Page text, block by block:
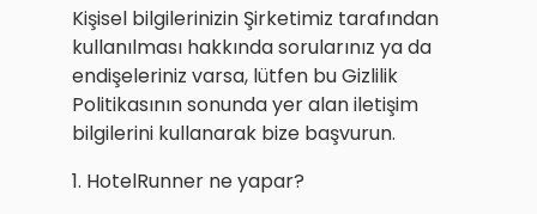
Kişisel bilgilerinizin Şirketimiz tarafından
kullanılması hakkında sorularınız ya da
endişeleriniz varsa, lütfen bu Gizlilik
Politikasının sonunda yer alan iletişim
bilgilerini kullanarak bize başvurun.
1. HotelRunner ne yapar?